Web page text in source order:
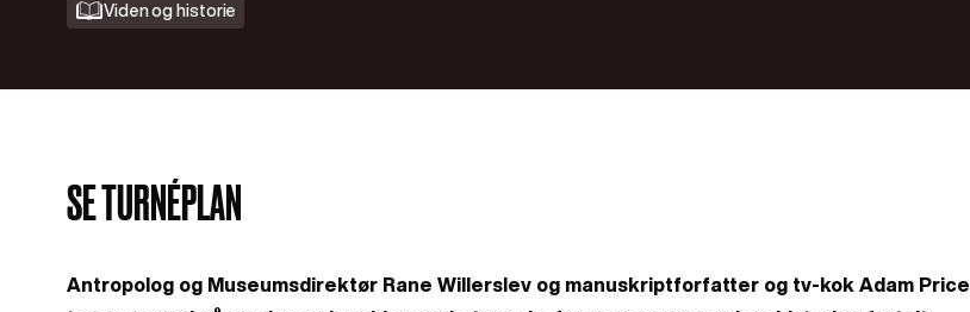
Viden og historie
SE TURNÉPLAN
Antropolog og Museumsdirektør Rane Willerslev og manuskriptforfatter og tv-kok Adam Price